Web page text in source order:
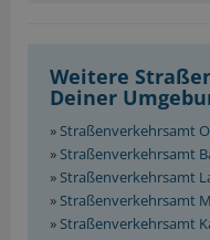
Weitere
Deiner
» Straßenverkehrsamt
» Straßenverkehrsamt
» Straßenverkehrsamt
» Straßenverkehrsamt
» Straßenverkehrsamt